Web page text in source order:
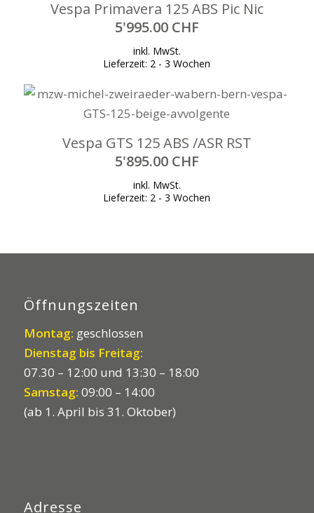
Vespa Primavera 125 ABS Pic Nic
5'995.00 CHF
inkl. MwSt.
Lieferzeit: 2 - 3 Wochen
Vespa GTS 125 ABS /ASR RST
5'895.00 CHF
inkl. MwSt.
Lieferzeit: 2 - 3 Wochen
Öffnungszeiten
Montag: geschlossen
Dienstag bis Freitag:
07.30 – 12:00 und 13:30 – 18:00
Samstag: 09:00 – 14:00
(ab 1. April bis 31. Oktober)
Adresse